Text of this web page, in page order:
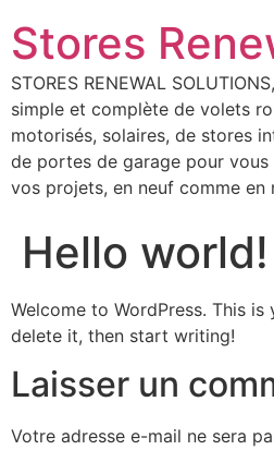
Stores
STORES RENEWAL
simple et complète de volets
motorisés, solaires, de stores
de portes de garage pour
vos projets, en neuf comme en
Hello world!
Welcome to WordPress. This
delete it, then start writing!
Laisser un
Votre adresse e-mail ne sera